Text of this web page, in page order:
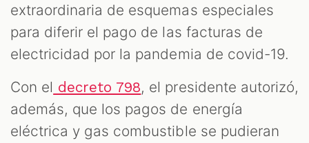
extraordinaria de esquemas especiales
para diferir el pago de las facturas de
electricidad por la pandemia de covid-19.
Con el decreto 798, el presidente autorizó,
además, que los pagos de energía
eléctrica y gas combustible se pudieran